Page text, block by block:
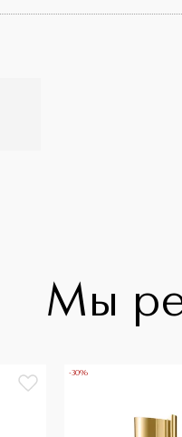
Мы
-30%